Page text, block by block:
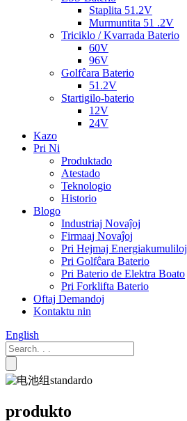
Staplita 51.2V
Murmuntita 51 .2V
Triciklo / Kvarrada Baterio
60V
96V
Golfĉara Baterio
51.2V
Startigilo-baterio
12V
24V
Kazo
Pri Ni
Produktado
Atestado
Teknologio
Historio
Blogo
Industriaj Novaĵoj
Firmaaj Novaĵoj
Pri Hejmaj Energiakumuliloj
Pri Golfĉara Baterio
Pri Baterio de Elektra Boato
Pri Forklifta Baterio
Oftaj Demandoj
Kontaktu nin
English
produkto